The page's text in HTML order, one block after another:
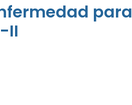
para
II